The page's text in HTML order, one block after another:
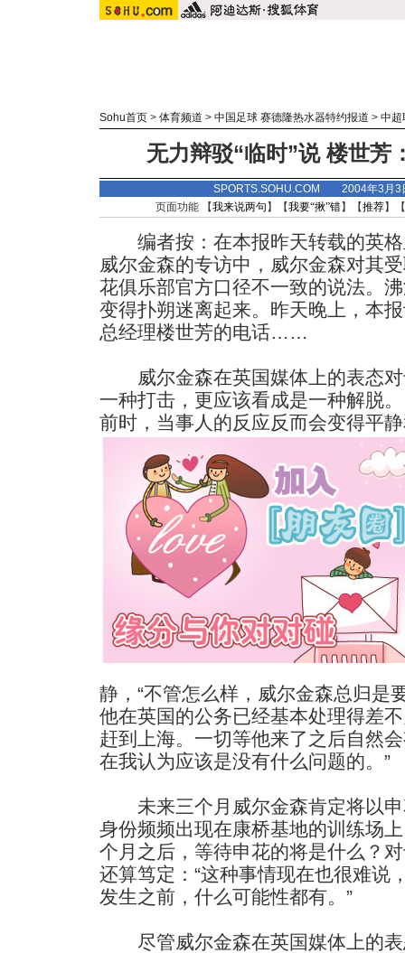
Sohu首页 > 体育频道 > 中国足球 赛德隆热水器特约报道 > 中超
无力辩驳“临时”说 楼世芳
SPORTS.SOHU.COM 2004年3
页面功能 【我来说两句 】【我要“揪”错】【推荐】
编者按：在本报昨天转载的英格
威尔金森的专访中，威尔金森对其
花俱乐部官方口径不一致的说法。
变得扑朔迷离起来。昨天晚上，本
总经理楼世芳的电话……
威尔金森在英国媒体上的表态对
一种打击，更应该看成是一种解脱
前时，当事人的反应反而会变得平
静，“不管怎么样，威尔金森总归是
他在英国的公务已经基本处理得差
赶到上海。一切等他来了之后自然
在我认为应该是没有什么问题的。”
未来三个月威尔金森肯定将以申
身份频频出现在康桥基地的训练场
个月之后，等待申花的将是什么？
还算笃定：“这种事情现在也很难说
发生之前，什么可能性都有。”
尽管威尔金森在英国媒体上的表